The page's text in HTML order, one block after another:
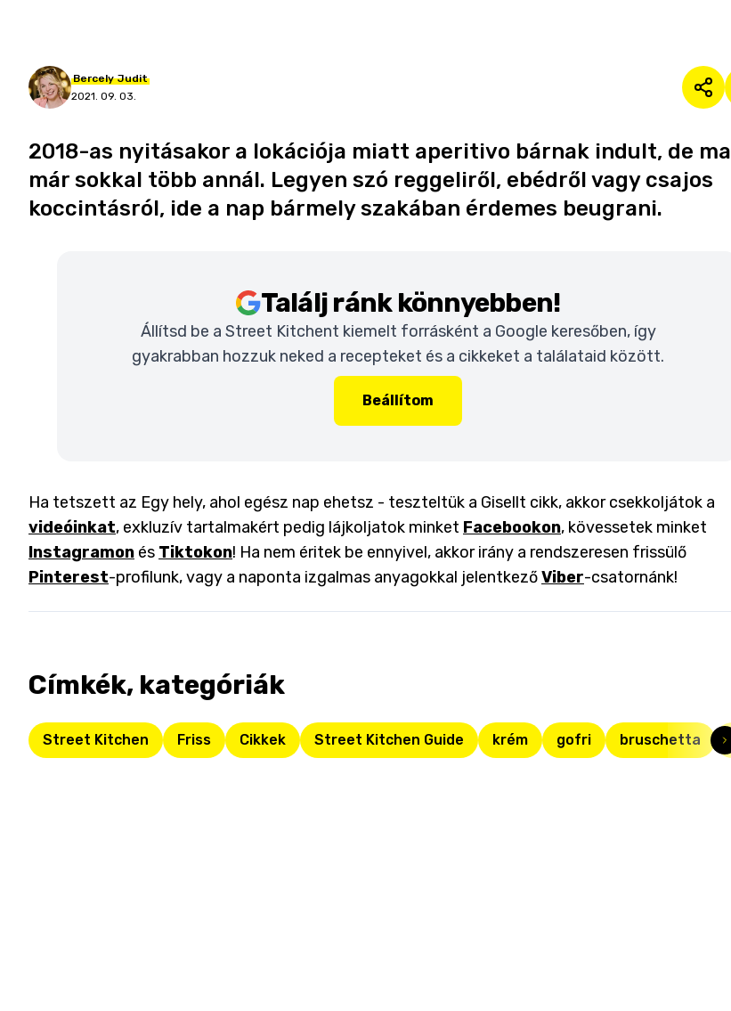
Bercely Judit
2021. 09. 03.
2018-as nyitásakor a lokációja miatt aperitivo bárnak indult, de ma
már sokkal több annál. Legyen szó reggeliről, ebédről vagy csajos
koccintásról, ide a nap bármely szakában érdemes beugrani.
Találj ránk könnyebben!
Állítsd be a Street Kitchent kiemelt forrásként a Google keresőben, így
gyakrabban hozzuk neked a recepteket és a cikkeket a találataid között.
Beállítom
Ha tetszett az Egy hely, ahol egész nap ehetsz - teszteltük a Gisellt cikk, akkor csekkoljátok a
videóinkat, exkluzív tartalmakért pedig lájkoljatok minket Facebookon, kövessetek minket
Instagramon és Tiktokon! Ha nem éritek be ennyivel, akkor irány a rendszeresen frissülő
Pinterest-profilunk, vagy a naponta izgalmas anyagokkal jelentkezőViber-csatornánk!
Címkék, kategóriák
Street Kitchen Friss Cikkek Street Kitchen Guide krém gofri bruschetta